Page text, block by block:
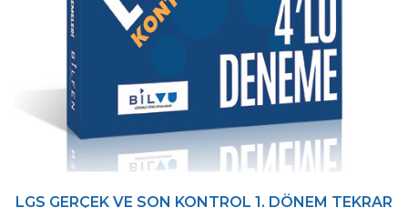
LGS GERÇEK VE SON KONTROL 1. DÖNEM TEKRAR